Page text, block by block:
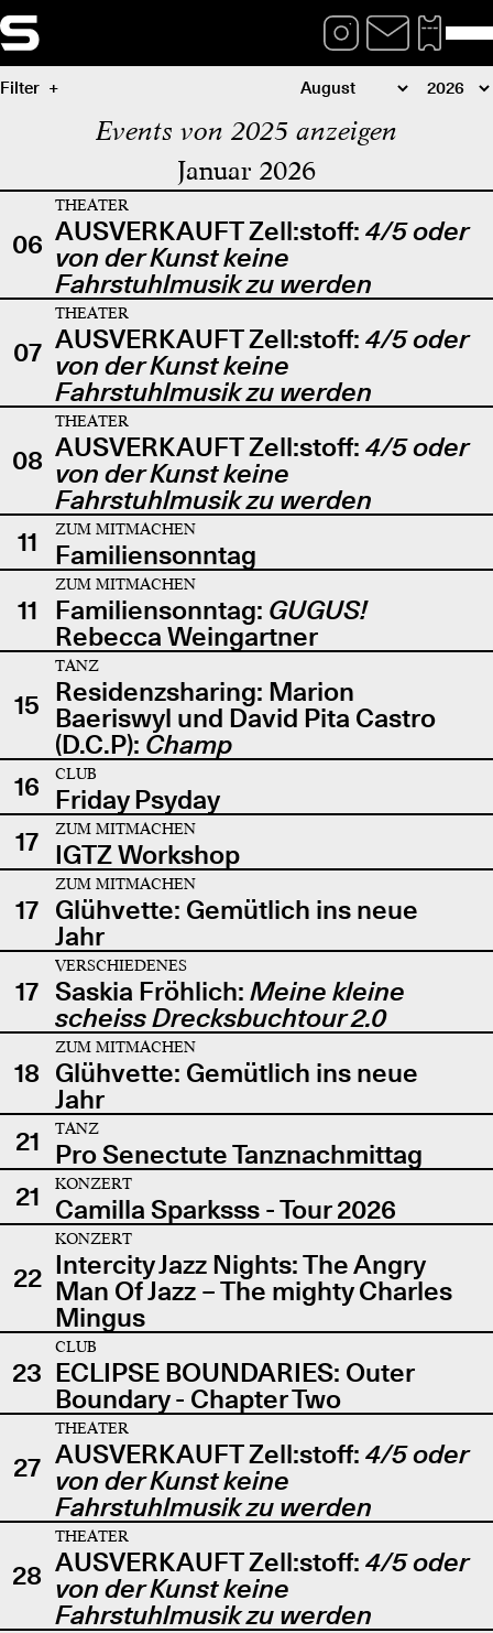
Filter
Events von 2025 anzeigen
Januar 2026
06
THEATER
AUSVERKAUFT Zell:stoff: 4/5 oder
von der Kunst keine
Fahrstuhlmusik zu werden
07
THEATER
AUSVERKAUFT Zell:stoff: 4/5 oder
von der Kunst keine
Fahrstuhlmusik zu werden
08
THEATER
AUSVERKAUFT Zell:stoff: 4/5 oder
von der Kunst keine
Fahrstuhlmusik zu werden
11
ZUM MITMACHEN
Familiensonntag
11
ZUM MITMACHEN
Familiensonntag: GUGUS!
Rebecca Weingartner
15
TANZ
Residenzsharing: Marion
Baeriswyl und David Pita Castro
(D.C.P): Champ
16
CLUB
Friday Psyday
17
ZUM MITMACHEN
IGTZ Workshop
17
ZUM MITMACHEN
Glühvette: Gemütlich ins neue
Jahr
17
VERSCHIEDENES
Saskia Fröhlich: Meine kleine
scheiss Drecksbuchtour 2.0
18
ZUM MITMACHEN
Glühvette: Gemütlich ins neue
Jahr
21
TANZ
Pro Senectute Tanznachmittag
21
KONZERT
Camilla Sparksss - Tour 2026
22
KONZERT
Intercity Jazz Nights: The Angry
Man Of Jazz – The mighty Charles
Mingus
23
CLUB
ECLIPSE BOUNDARIES: Outer
Boundary - Chapter Two
27
THEATER
AUSVERKAUFT Zell:stoff: 4/5 oder
von der Kunst keine
Fahrstuhlmusik zu werden
28
THEATER
AUSVERKAUFT Zell:stoff: 4/5 oder
von der Kunst keine
Fahrstuhlmusik zu werden